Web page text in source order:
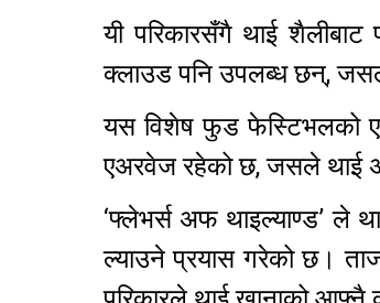
यी परिकारसँगै थाई
क्लाउड पनि उपलब्ध छन्,
यस विशेष फुड फेस्टिभलको
एअरवेज रहेको छ, जसले थाई
‘फ्लेभर्स अफ थाइल्याण्ड’ ले
ल्याउने प्रयास गरेको छ।